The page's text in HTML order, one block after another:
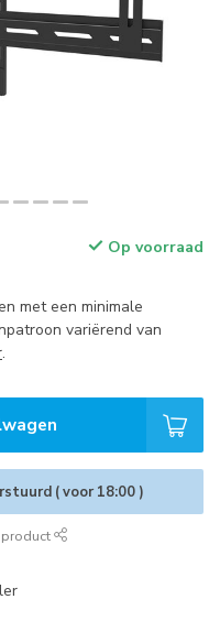
Op voorraad
met een minimale
variërend van
.
( voor 18:00 )